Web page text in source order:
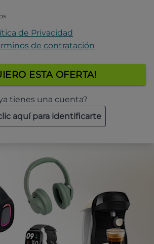
de Privacidad
de contratación
ESTA OFERTA!
tienes una cuenta?
aquí para identificarte